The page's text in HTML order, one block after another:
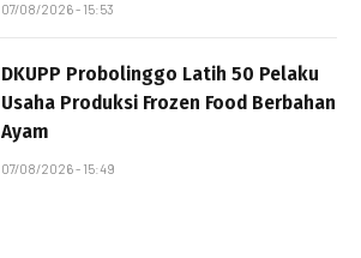
07/08/2026 - 15:53
DKUPP Probolinggo Latih 50 Pelaku
Usaha Produksi Frozen Food Berbahan
Ayam
07/08/2026 - 15:49